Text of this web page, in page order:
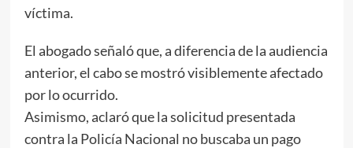
víctima.
El abogado señaló que, a diferencia de la audiencia
anterior, el cabo se mostró visiblemente afectado
por lo ocurrido.
Asimismo, aclaró que la solicitud presentada
contra la Policía Nacional no buscaba un pago